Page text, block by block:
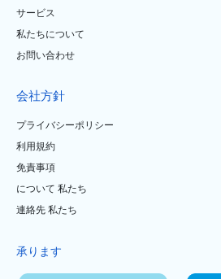
サービス
私たちについて
お問い合わせ
会社方針
プライバシーポリシー
利用規約
免責事項
について 私たち
連絡先 私たち
承ります